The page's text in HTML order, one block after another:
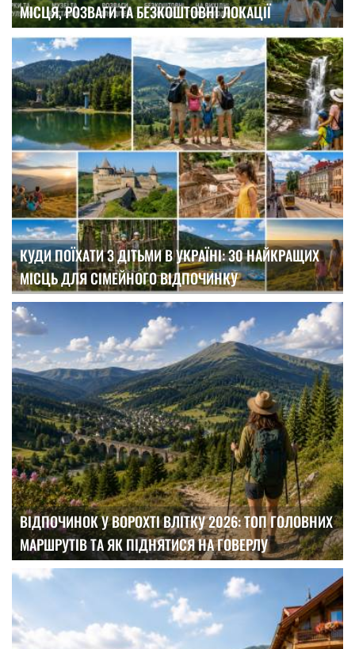
МІСЦЯ, РОЗВАГИ ТА БЕЗКОШТОВНІ ЛОКАЦІЇ
КУДИ ПОЇХАТИ З ДІТЬМИ В УКРАЇНІ: 30 НАЙКРАЩИХ
МІСЦЬ ДЛЯ СІМЕЙНОГО ВІДПОЧИНКУ
ВІДПОЧИНОК У ВОРОХТІ ВЛІТКУ 2026: ТОП ГОЛОВНИХ
МАРШРУТІВ ТА ЯК ПІДНЯТИСЯ НА ГОВЕРЛУ